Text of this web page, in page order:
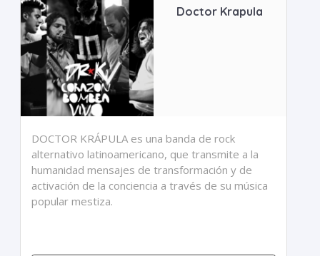
Doctor Krapula
DOCTOR KRÁPULA es una banda de rock
alternativo latinoamericano, que transmite a la
humanidad mensajes de transformación y de
activación de la conciencia a través de su música
popular mestiza.